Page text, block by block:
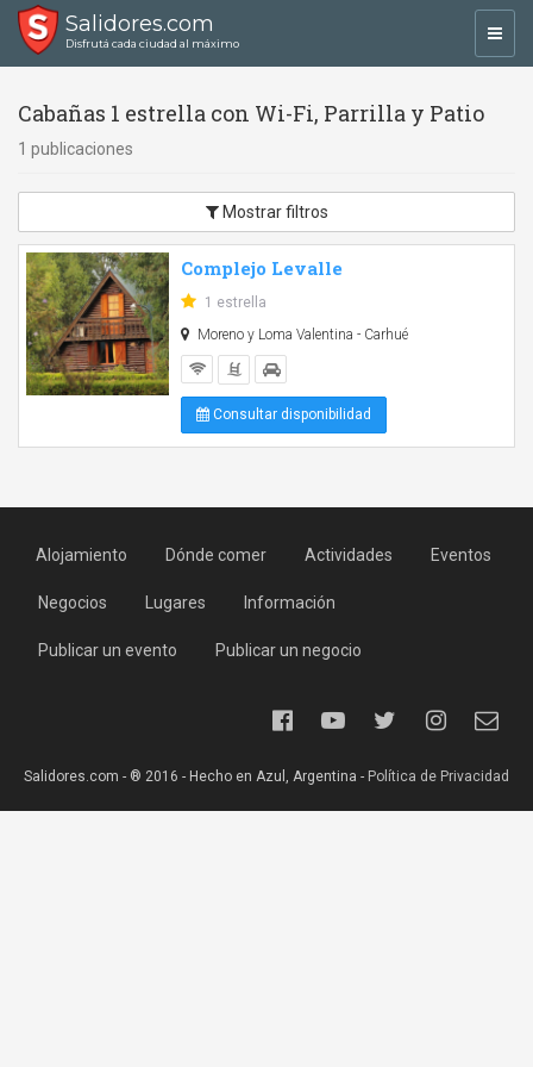
Salidores.com
Disfrutá cada ciudad al máximo
Cabañas 1 estrella con Wi-Fi, Parrilla y Patio
1 publicaciones
Mostrar filtros
Complejo Levalle
1 estrella
Moreno y Loma Valentina - Carhué
Consultar disponibilidad
Alojamiento Dónde comer Actividades Eventos
Negocios Lugares Información
Publicar un evento Publicar un negocio
Salidores.com - ® 2016 - Hecho en Azul, Argentina - Política de Privacidad